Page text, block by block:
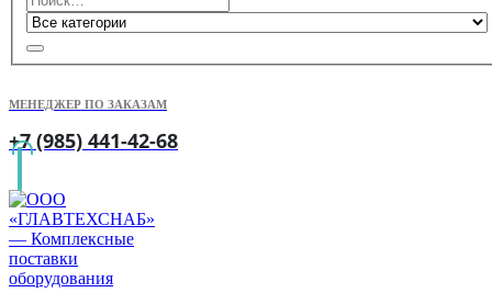
МЕНЕДЖЕР ПО ЗАКАЗАМ
+7 (985) 441-42-68